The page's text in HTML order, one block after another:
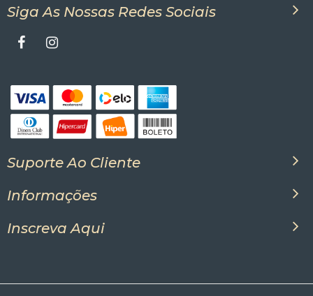
Siga As Nossas Redes Sociais
Suporte Ao Cliente
Informações
Inscreva Aqui